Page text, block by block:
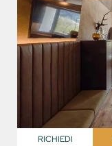
RICHIEDI